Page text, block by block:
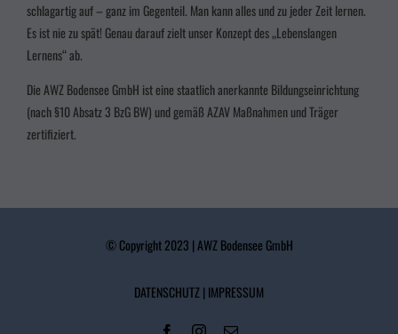
schlagartig auf – ganz im Gegenteil. Man kann alles und zu jeder Zeit lernen.
Es ist nie zu spät! Genau darauf zielt unser Konzept des „Lebenslangen
Lernens“ ab.
Die AWZ Bodensee GmbH ist eine staatlich anerkannte Bildungseinrichtung
(nach §10 Absatz 3 BzG BW) und gemäß AZAV Maßnahmen und Träger
zertifiziert.
© Copyright 2023 | AWZ Bodensee GmbH
DATENSCHUTZ|IMPRESSUM